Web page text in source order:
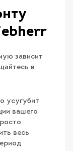
зависит
в
усугубит
вашего
весь